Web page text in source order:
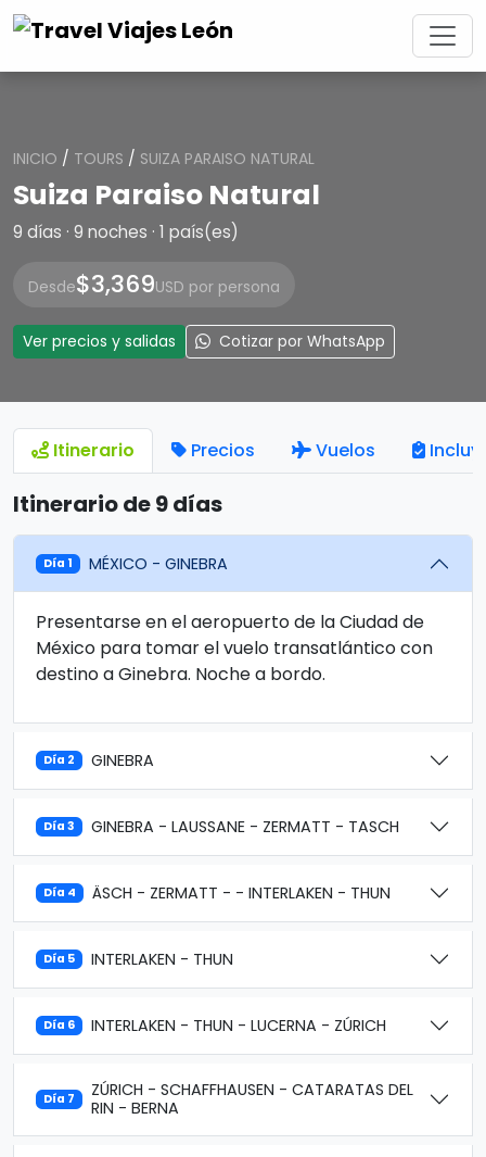
INICIO / TOURS / SUIZA PARAISO NATURAL
Suiza Paraiso Natural
9 días · 9 noches · 1 país(es)
Desde$3,369USD por persona
Ver precios y salidas Cotizar por WhatsApp
Itinerario Precios Vuelos
Itinerario de 9 días
Día 1 MÉXICO - GINEBRA
Presentarse en el aeropuerto de la Ciudad de
México para tomar el vuelo transatlántico con
destino a Ginebra. Noche a bordo.
Día 2 GINEBRA
Día 3 GINEBRA - LAUSSANE - ZERMATT - TASCH
Día 4 ÄSCH - ZERMATT - - INTERLAKEN - THUN
Día 5 INTERLAKEN - THUN
Día 6 INTERLAKEN - THUN - LUCERNA - ZÚRICH
Día 7
ZÚRICH - SCHAFFHAUSEN - CATARATAS DEL
RIN - BERNA